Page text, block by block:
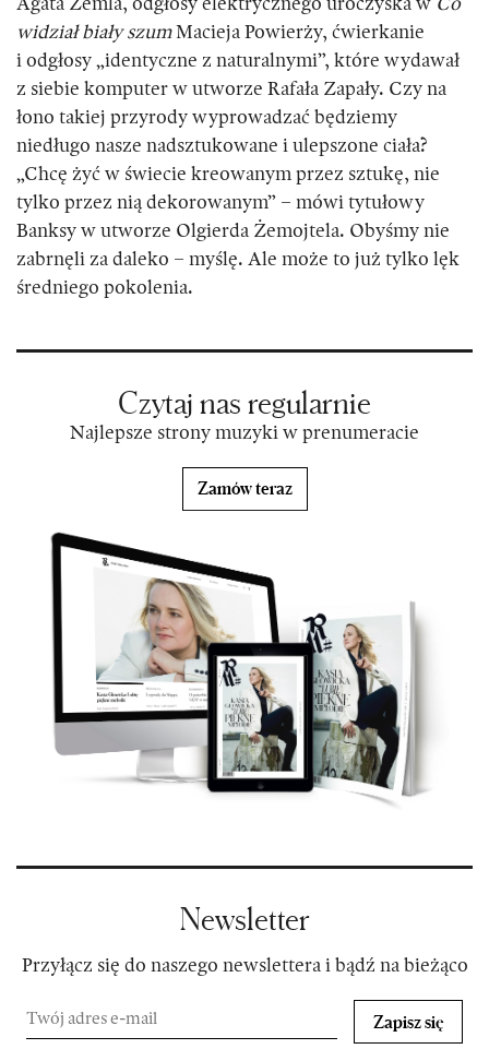
Agata Zemla, odgłosy elektrycznego uroczyska w Co
widział biały szumMacieja Powierży, ćwierkanie
i odgłosy „identyczne z naturalnymi”, które wydawał
z siebie komputer w utworze Rafała Zapały. Czy na
łono takiej przyrody wyprowadzać będziemy
niedługo nasze nadsztukowane i ulepszone ciała?
„Chcę żyć w świecie kreowanym przez sztukę, nie
tylko przez nią dekorowanym” – mówi tytułowy
Banksy w utworze Olgierda Żemojtela. Obyśmy nie
zabrnęli za daleko – myślę. Ale może to już tylko lęk
średniego pokolenia.
Newsletter
Przyłącz się do naszego newslettera i bądź na bieżąco
Zapisz się
Czytaj nas regularnie
Najlepsze strony muzyki w prenumeracie
Zamów teraz